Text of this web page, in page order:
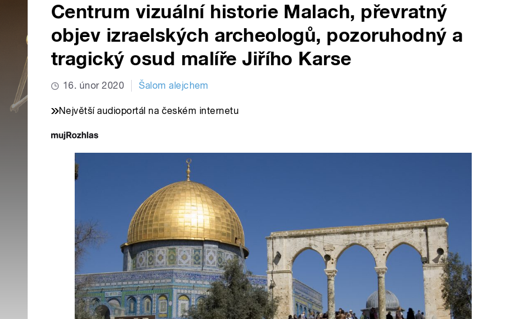
Centrum vizuální historie Malach, převratný
objev izraelských archeologů, pozoruhodný a
tragický osud malíře Jiřího Karse
16. únor 2020 Šalom alejchem
Největší audioportál na českém internetu